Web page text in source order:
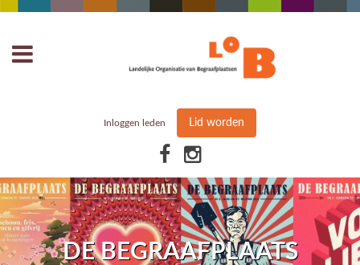
Inloggen leden Lid worden
DE BEGRAAFPLAATS